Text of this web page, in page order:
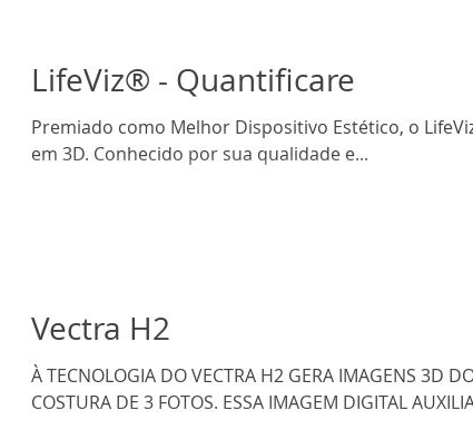
LifeViz® - Quantificare
Premiado como Melhor Dispositivo Estético, o
em 3D. Conhecido por sua qualidade e...
Vectra H2
À TECNOLOGIA DO VECTRA H2 GERA IMAGENS 3D
COSTURA DE 3 FOTOS. ESSA IMAGEM DIGITAL